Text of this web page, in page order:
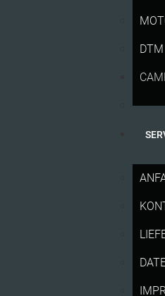
DTM
Mehr als 250.000 Zuschauer
Motorsport-Ereignisse des
Action und
Informationen zum einzigen
ANREISE UND PARKEN
vorgesehen. Zuschauer aus
Wüstenbrand. Von dort aus
Norden und Nordosten wird
über die Bundesstraße B180